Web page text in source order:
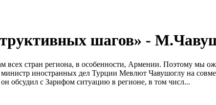
шагов» -
стран региона, в особенности, Армении. Поэтому мы
иностранных дел Турции Мевлют Чавушоглу на
обсудил с Зарифом ситуацию в регионе, в том числ...